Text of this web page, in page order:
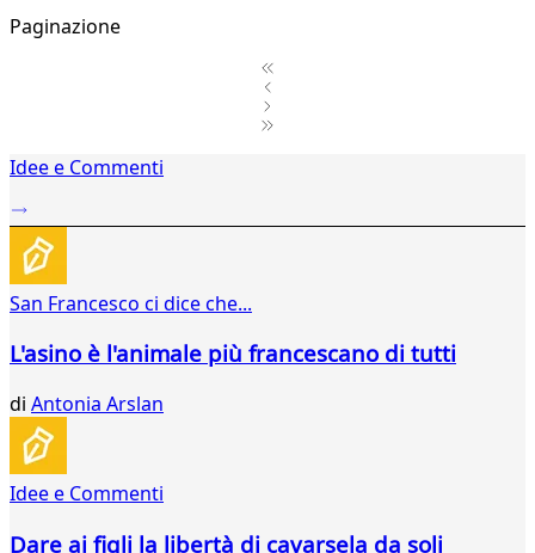
Paginazione
2Idee e Commenti
San Francesco ci dice che...
L'asino è l'animale più francescano di tutti
di Antonia Arslan
Idee e Commenti
Dare ai figli la libertà di cavarsela da soli